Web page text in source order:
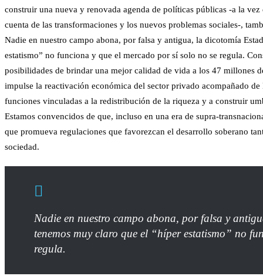
construir una nueva y renovada agenda de políticas públicas -a la
cuenta de las transformaciones y los nuevos problemas sociales-,
Nadie en nuestro campo abona, por falsa y antigua, la dicotomía
estatismo” no funciona y que el mercado por sí solo no se regula.
posibilidades de brindar una mejor calidad de vida a los 47 millones
impulse la reactivación económica del sector privado acompañado
funciones vinculadas a la redistribución de la riqueza y a construir
Estamos convencidos de que, incluso en una era de supra-
que promueva regulaciones que favorezcan el desarrollo soberano
sociedad.
Nadie en nuestro campo abona, por falsa y
tenemos muy claro que el “híper estatismo” no
regula.